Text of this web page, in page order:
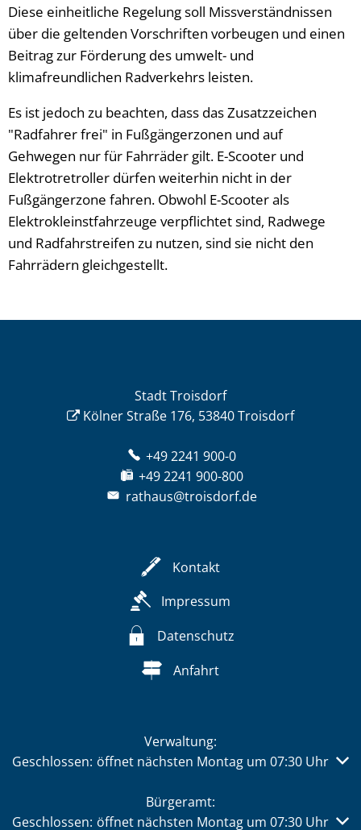
Diese einheitliche Regelung soll Missverständnissen
über die geltenden Vorschriften vorbeugen und einen
Beitrag zur Förderung des umwelt- und
klimafreundlichen Radverkehrs leisten.
Es ist jedoch zu beachten, dass das Zusatzzeichen
"Radfahrer frei" in Fußgängerzonen und auf
Gehwegen nur für Fahrräder gilt. E-Scooter und
Elektrotretroller dürfen weiterhin nicht in der
Fußgängerzone fahren. Obwohl E-Scooter als
Elektrokleinstfahrzeuge verpflichtet sind, Radwege
und Radfahrstreifen zu nutzen, sind sie nicht den
Fahrrädern gleichgestellt.
Stadt Troisdorf
Kölner Straße 176, 53840 Troisdorf
+49 2241 900-0
+49 2241 900-800
rathaus@troisdorf.de
Kontakt
Impressum
Datenschutz
Anfahrt
Verwaltung:
Klicken, um weitere Öffnungs- oder Schließzeiten
Geschlossen: öffnet nächsten Montag um 07:30 Uhr
Bürgeramt:
Klicken, um weitere Öffnungs- oder Schließzeiten
Geschlossen: öffnet nächsten Montag um 07:30 Uhr